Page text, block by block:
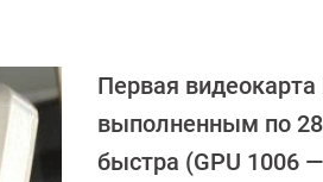
Первая
выполненным по
быстра (GPU 1006